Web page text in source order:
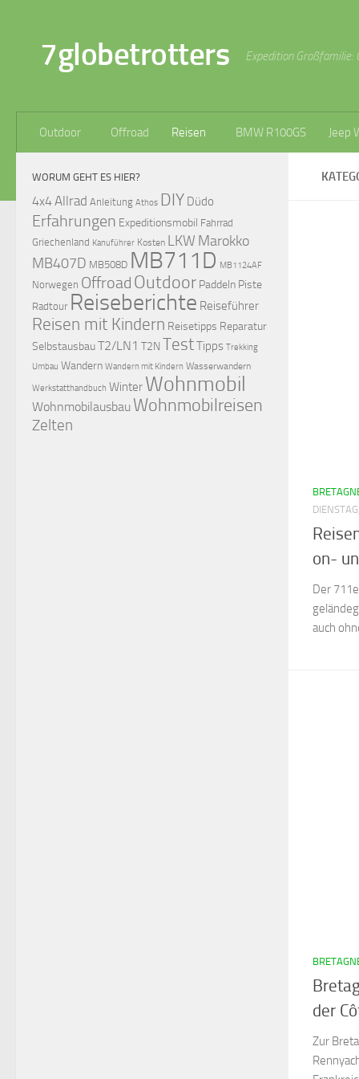
7globetrotters Expedition Großfamilie:
Outdoor Offroad Reisen BMW R100GS Jeep
on-
Der
auch
der
Zur
WORUM GEHT ES HIER?
4x4Allrad Anleitung Athos DIY Düdo
Erfahrungen Expeditionsmobil Fahrrad
Griechenland Kanuführer Kosten LKW Marokko
MB407D MB508D MB711D MB1124AF
Norwegen Offroad Outdoor Paddeln Piste
Radtour Reiseberichte Reiseführer
Reisen mit Kindern Reisetipps Reparatur
SelbstausbauT2/LN1 T2N TestTipps Trekking
Umbau Wandern Wandern mit Kindern Wasserwandern
Werkstatthandbuch Winter Wohnmobil
Wohnmobilausbau Wohnmobilreisen
Zelten